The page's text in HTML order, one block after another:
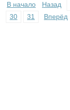
В начало
Назад
30
31 Вперёд